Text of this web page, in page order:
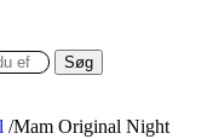
Søg
/Mam Original Night